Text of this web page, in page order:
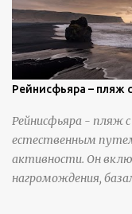
https://
Рейнисфьяра – пляж
Рейнисфьяра - пляж
естественным
активности. Он
нагромождения,